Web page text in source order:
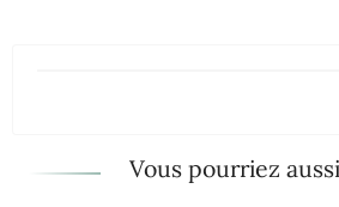
Vous pourriez